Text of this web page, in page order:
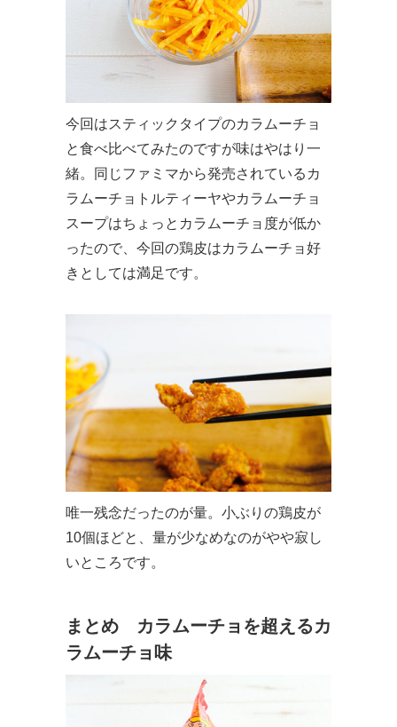
今回はスティックタイプのカラムーチョ
と食べ比べてみたのですが味はやはり一
緒。同じファミマから発売されているカ
ラムーチョトルティーヤやカラムーチョ
スープはちょっとカラムーチョ度が低か
ったので、今回の鶏皮はカラムーチョ好
きとしては満足です。
唯一残念だったのが量。小ぶりの鶏皮が
10個ほどと、量が少なめなのがやや寂し
いところです。
まとめ カラムーチョを超えるカ
ラムーチョ味